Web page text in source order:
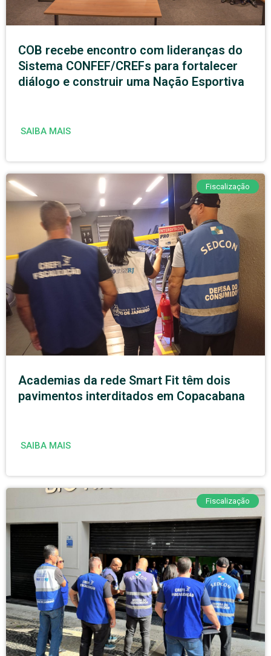
COB recebe encontro com lideranças do
Sistema CONFEF/CREFs para fortalecer
diálogo e construir uma Nação Esportiva
SAIBA MAIS
Fiscalização
Academias da rede Smart Fit têm dois
pavimentos interditados em Copacabana
SAIBA MAIS
Fiscalização